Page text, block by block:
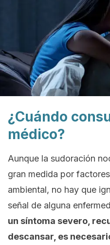
¿Cuándo
médico?
Aunque la sudoración
gran medida por
ambiental, no hay que
señal de alguna
un síntoma severo,
descansar, es